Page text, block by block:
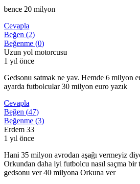
bence 20 milyon
Cevapla
Beğen (2)
Beğenme (0)
Uzun yol motorcusu
1 yıl önce
Gedsonu satmak ne yav. Hemde 6 milyon
ayarda futbolcular 30 milyon euro yazık
Cevapla
Beğen (47)
Beğenme (3)
Erdem 33
1 yıl önce
Hani 35 milyon avrodan aşağı vermeyiz
Orkundan daha iyi futbolcu nasıl saçma
gedsonu ver 40 milyona Orkuna ver